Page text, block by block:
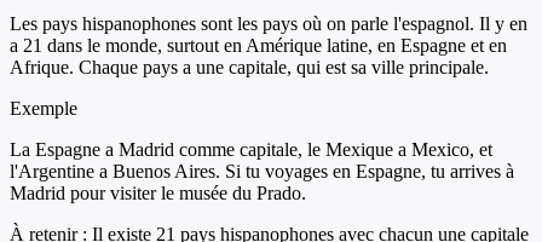
Les pays hispanophones sont les pays où on parle l'espagnol. Il y en
a 21 dans le monde, surtout en Amérique latine, en Espagne et en
Afrique. Chaque pays a une capitale, qui est sa ville principale.
Exemple
La Espagne a Madrid comme capitale, le Mexique a Mexico, et
l'Argentine a Buenos Aires. Si tu voyages en Espagne, tu arrives à
Madrid pour visiter le musée du Prado.
À retenir : Il existe 21 pays hispanophones avec chacun une capitale